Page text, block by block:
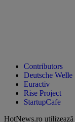
Contributors
Deutsche Welle
Euractiv
Rise Project
StartupCafe
HotNews.ro utilizează